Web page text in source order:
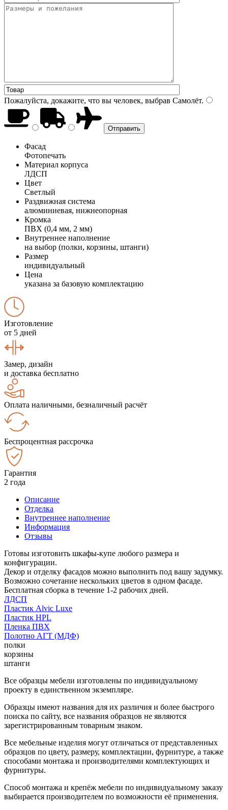
Пожалуйста, докажите, что вы человек, выбрав Самолёт.
Фасад
Фотопечать
Материал корпуса
ЛДСП
Цвет
Светлый
Раздвижная система
алюминиевая, нижнеопорная
Кромка
ПВХ (0,4 мм, 2 мм)
Внутреннее наполнение
на выбор (полки, корзины, штанги)
Размер
индивидуальный
Цена
указана за базовую комплектацию
Изготовление
от 5 дней
Замер, дизайн
и доставка бесплатно
Оплата наличными, безналичный расчёт
Беспроцентная рассрочка
Гарантия
2 года
Описание
Отделка
Внутреннее наполнение
Информация
Отзывы
Готовы изготовить шкафы-купе любого размера и
конфигурации.
Декор и отделку фасадов можно выполнить под вашу задумку.
Возможно сочетание нескольких цветов в одном фасаде.
Бесплатная сборка в течение 1-2 рабочих дней.
ЛДСП
Пластик Alvic Luxe
Пластик HPL
Пленка ПВХ
Полотно АГТ (МДФ)
полки
корзины
штанги
Все образцы мебели изготовлены по индивидуальному
проекту в единственном экземпляре.
Образцы имеют названия для их различия и более быстрого
поиска по сайту, все названия образцов не являются
зарегистрированным товарным знаком.
Все мебельные изделия могут отличаться от представленных
образцов по цвету, размеру, комплектации, фурнитуре, а также
способами монтажа и производителями комплектующих и
фурнитуры.
Способ монтажа и крепёж мебели по индивидуальному заказу
выбирается производителем по возможности её применения.